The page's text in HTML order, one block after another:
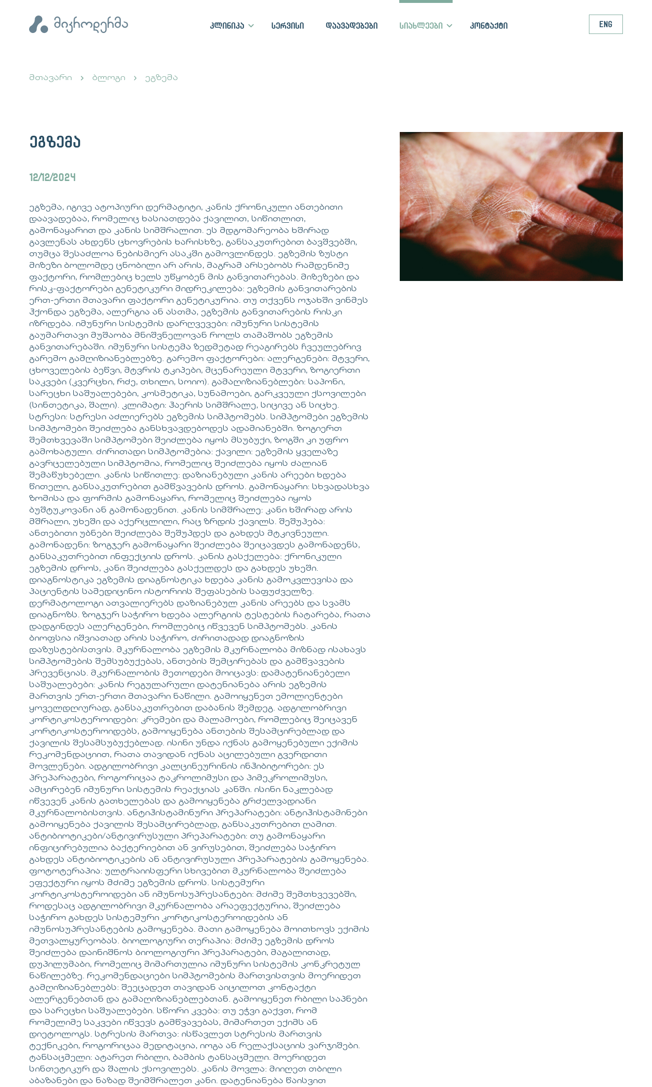
კლინიკა სერვისი დაავადებები სიახლეები კონტაქტი ENG
მთავარი ბლოგი ეგზემა
ეგზემა
12/12/2024
ეგზემა, იგივე ატოპიური დერმატიტი, კანის ქრონიკული ანთებითი
დაავადებაა, რომელიც ხასიათდება ქავილით, სიწითლით,
გამონაყარით და კანის სიმშრალით. ეს მდგომარეობა ხშირად
გავლენას ახდენს ცხოვრების ხარისხზე, განსაკუთრებით ბავშვებში,
თუმცა შესაძლოა ნებისმიერ ასაკში გამოვლინდეს. ეგზემის ზუსტი
მიზეზი ბოლომდე ცნობილი არ არის, მაგრამ არსებობს რამდენიმე
ფაქტორი, რომლებიც ხელს უწყობენ მის განვითარებას. მიზეზები და
რისკ-ფაქტორები გენეტიკური მიდრეკილება: ეგზემის განვითარების
ერთ-ერთი მთავარი ფაქტორი გენეტიკურია. თუ თქვენს ოჯახში ვინმეს
ჰქონდა ეგზემა, ალერგია ან ასთმა, ეგზემის განვითარების რისკი
იზრდება. იმუნური სისტემის დარღვევები: იმუნური სისტემის
გაუმართავი მუშაობა მნიშვნელოვან როლს თამაშობს ეგზემის
განვითარებაში. იმუნური სისტემა ზედმეტად რეაგირებს ჩვეულებრივ
გარემო გამღიზიანებლებზე. გარემო ფაქტორები: ალერგენები: მტვერი,
ცხოველების ბეწვი, მტვრის ტკიპები, მცენარეული მტვერი, ზოგიერთი
საკვები (კვერცხი, რძე, თხილი, სოიო). გამაღიზიანებლები: საპონი,
სარეცხი საშუალებები, კოსმეტიკა, სუნამოები, გარკვეული ქსოვილები
(სინთეტიკა, შალი). კლიმატი: ჰაერის სიმშრალე, სიცივე ან სიცხე.
სტრესი: სტრესი აძლიერებს ეგზემის სიმპტომებს. სიმპტომები ეგზემის
სიმპტომები შეიძლება განსხვავდებოდეს ადამიანებში. ზოგიერთ
შემთხვევაში სიმპტომები შეიძლება იყოს მსუბუქი, ზოგში კი უფრო
გამოხატული. ძირითადი სიმპტომებია: ქავილი: ეგზემის ყველაზე
გავრცელებული სიმპტომია, რომელიც შეიძლება იყოს ძალიან
შემაწუხებელი. კანის სიწითლე: დაზიანებული კანის არეები ხდება
წითელი, განსაკუთრებით გამწვავების დროს. გამონაყარი: სხვადასხვა
ზომისა და ფორმის გამონაყარი, რომელიც შეიძლება იყოს
ბუშტუკოვანი ან გამონადენით. კანის სიმშრალე: კანი ხშირად არის
მშრალი, უხეში და აქერცლილი, რაც ზრდის ქავილს. შეშუპება:
ანთებითი უბნები შეიძლება შეშუპდეს და გახდეს მტკივნეული.
გამონადენი: ზოგჯერ გამონაყარი შეიძლება შეიცავდეს გამონადენს,
განსაკუთრებით ინფექციის დროს. კანის გასქელება: ქრონიკული
ეგზემის დროს, კანი შეიძლება გასქელდეს და გახდეს უხეში.
დიაგნოსტიკა ეგზემის დიაგნოსტიკა ხდება კანის გამოკვლევისა და
პაციენტის სამედიცინო ისტორიის შეფასების საფუძველზე.
დერმატოლოგი ათვალიერებს დაზიანებულ კანის არეებს და სვამს
დიაგნოზს. ზოგჯერ საჭირო ხდება ალერგიის ტესტების ჩატარება, რათა
დადგინდეს ალერგენები, რომლებიც იწვევენ სიმპტომებს. კანის
ბიოფსია იშვიათად არის საჭირო, ძირითადად დიაგნოზის
დაზუსტებისთვის. მკურნალობა ეგზემის მკურნალობა მიზნად ისახავს
სიმპტომების შემსუბუქებას, ანთების შემცირებას და გამწვავების
პრევენციას. მკურნალობის მეთოდები მოიცავს: დამატენიანებელი
საშუალებები: კანის რეგულარული დატენიანება არის ეგზემის
მართვის ერთ-ერთი მთავარი ნაწილი. გამოიყენეთ ემოლიენტები
ყოველდღიურად, განსაკუთრებით დაბანის შემდეგ. ადგილობრივი
კორტიკოსტეროიდები: კრემები და მალამოები, რომლებიც შეიცავენ
კორტიკოსტეროიდებს, გამოიყენება ანთების შესამცირებლად და
ქავილის შესამსუბუქებლად. ისინი უნდა იქნას გამოყენებული ექიმის
რეკომენდაციით, რათა თავიდან იქნას აცილებული გვერდითი
მოვლენები. ადგილობრივი კალცინეურინის ინჰიბიტორები: ეს
პრეპარატები, როგორიცაა ტაკროლიმუსი და პიმეკროლიმუსი,
ამცირებენ იმუნური სისტემის რეაქციას კანში. ისინი ნაკლებად
იწვევენ კანის გათხელებას და გამოიყენება გრძელვადიანი
მკურნალობისთვის. ანტიჰისტამინური პრეპარატები: ანტიჰისტამინები
გამოიყენება ქავილის შესამცირებლად, განსაკუთრებით ღამით.
ანტიბიოტიკები/ანტივირუსული პრეპარატები: თუ გამონაყარი
ინფიცირებულია ბაქტერიებით ან ვირუსებით, შეიძლება საჭირო
გახდეს ანტიბიოტიკების ან ანტივირუსული პრეპარატების გამოყენება.
ფოტოტერაპია: ულტრაიისფერი სხივებით მკურნალობა შეიძლება
ეფექტური იყოს მძიმე ეგზემის დროს. სისტემური
კორტიკოსტეროიდები ან იმუნოსუპრესანტები: მძიმე შემთხვევებში,
როდესაც ადგილობრივი მკურნალობა არაეფექტურია, შეიძლება
საჭირო გახდეს სისტემური კორტიკოსტეროიდების ან
იმუნოსუპრესანტების გამოყენება. მათი გამოყენება მოითხოვს ექიმის
მეთვალყურეობას. ბიოლოგიური თერაპია: მძიმე ეგზემის დროს
შეიძლება დაინიშნოს ბიოლოგიური პრეპარატები, მაგალითად,
დუპილუმაბი, რომელიც მიმართულია იმუნური სისტემის კონკრეტულ
ნაწილებზე. რეკომენდაციები სიმპტომების მართვისთვის მოერიდეთ
გამღიზიანებლებს: შეეცადეთ თავიდან აიცილოთ კონტაქტი
ალერგენებთან და გამაღიზიანებლებთან. გამოიყენეთ რბილი საპნები
და სარეცხი საშუალებები. სწორი კვება: თუ ეჭვი გაქვთ, რომ
რომელიმე საკვები იწვევს გამწვავებას, მიმართეთ ექიმს ან
დიეტოლოგს. სტრესის მართვა: ისწავლეთ სტრესის მართვის
ტექნიკები, როგორიცაა მედიტაცია, იოგა ან რელაქსაციის ვარჯიშები.
ტანსაცმელი: ატარეთ რბილი, ბამბის ტანსაცმელი. მოერიდეთ
სინთეტიკურ და შალის ქსოვილებს. კანის მოვლა: მიიღეთ თბილი
აბაზანები და ნაზად შეიმშრალეთ კანი. დატენიანება წაისვით